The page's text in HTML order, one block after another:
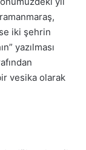
iki şehrin
yazılması
vesika olarak